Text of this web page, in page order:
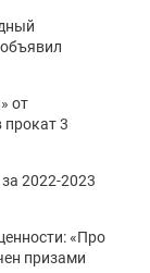
от
3
2022-2023
«Про
призами